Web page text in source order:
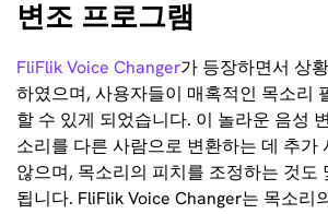
변조 프로그램
FliFlik Voice Changer가 등장하면서 상
하였으며, 사용자들이 매혹적인 목소리
할 수 있게 되었습니다. 이 놀라운 음성
소리를 다른 사람으로 변환하는 데 추가
않으며, 목소리의 피치를 조정하는 것도
됩니다. FliFlik Voice Changer는 목소리